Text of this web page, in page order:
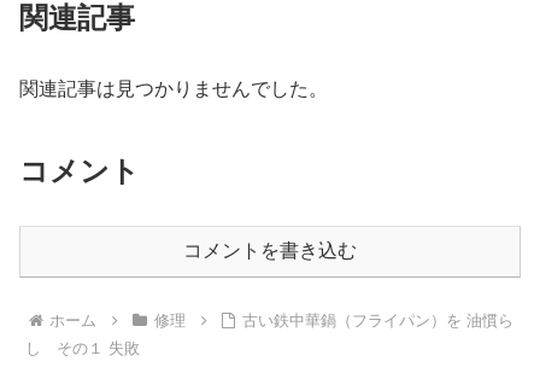
関連記事
関連記事は見つかりませんでした。
コメント
コメントを書き込む
ホーム 修理
古い鉄中華鍋（フライパン）を 油慣ら
し その１ 失敗